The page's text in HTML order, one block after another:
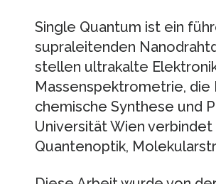
Single Quantum ist ein
supraleitenden
stellen ultrakalte
Massenspektrometrie, die
chemische Synthese und
Universität Wien
Quantenoptik,